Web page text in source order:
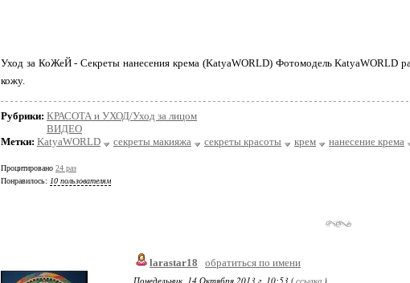
Уход за КоЖеЙ - Секреты нанесения крема (KatyaWORLD) Фотомодель KatyaWORLD
кожу.
Рубрики: КРАСОТА и УХОД/Уход за лицом
ВИДЕО
Метки: KatyaWORLD секреты макияжа секреты красоты крем нанесение крема
Процитировано 24 раз
Понравилось: 10 пользователям
larastar18
обратиться по имени
Понедельник, 14 Октября 2013 г. 10:53 (ссылка )